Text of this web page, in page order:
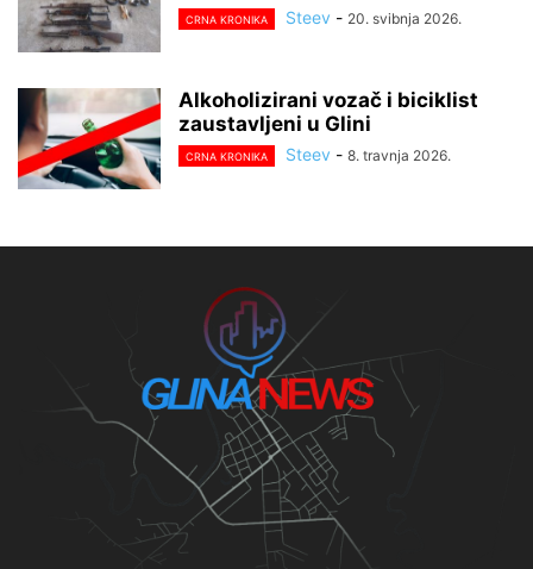
CRNA KRONIKA Steev - 20. svibnja 2026.
Alkoholizirani vozač i biciklist
zaustavljeni u Glini
CRNA KRONIKA Steev - 8. travnja 2026.